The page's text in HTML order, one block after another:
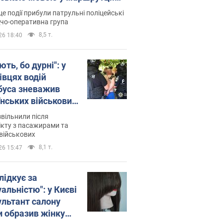
склала адмінпротокол.
події прибули патрульні поліцейські
оперативна група
18:40 8,5 т.
бо дурні": у
водій
зневажив
військових
Відео
після
з пасажирами та
15:47 8,1 т.
за
у Києві
салону
образив жінку